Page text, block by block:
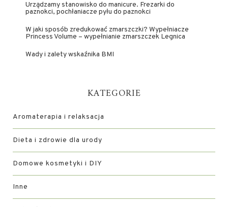
Urządzamy stanowisko do manicure. Frezarki do
paznokci, pochłaniacze pyłu do paznokci
W jaki sposób zredukować zmarszczki? Wypełniacze
Princess Volume – wypełnianie zmarszczek Legnica
Wady i zalety wskaźnika BMI
KATEGORIE
Aromaterapia i relaksacja
Dieta i zdrowie dla urody
Domowe kosmetyki i DIY
Inne